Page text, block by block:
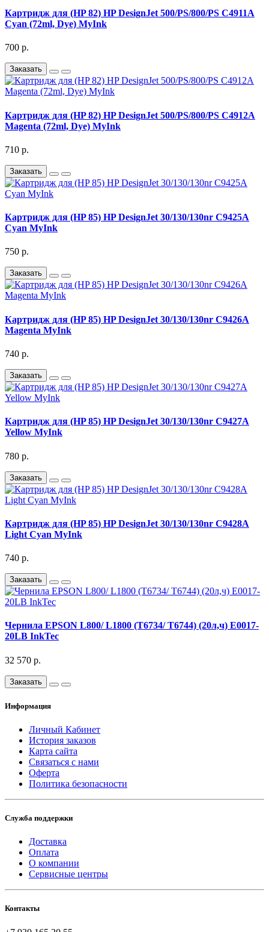
Картридж для (HP 82) HP DesignJet 500/PS/800/PS C4911A
Cyan (72ml, Dye) MyInk
700 р.
Заказать
Картридж для (HP 82) HP DesignJet 500/PS/800/PS C4912A
Magenta (72ml, Dye) MyInk
710 р.
Заказать
Картридж для (HP 85) HP DesignJet 30/130/130nr C9425A
Cyan MyInk
750 р.
Заказать
Картридж для (HP 85) HP DesignJet 30/130/130nr C9426A
Magenta MyInk
740 р.
Заказать
Картридж для (HP 85) HP DesignJet 30/130/130nr C9427A
Yellow MyInk
780 р.
Заказать
Картридж для (HP 85) HP DesignJet 30/130/130nr C9428A
Light Cyan MyInk
740 р.
Заказать
Чернила EPSON L800/ L1800 (T6734/ T6744) (20л,ч) E0017-
20LB InkTec
32 570 р.
Заказать
Информация
Личный Кабинет
История заказов
Карта сайта
Связаться с нами
Оферта
Политика безопасности
Служба поддержки
Доставка
Оплата
О компании
Сервисные центры
Контакты